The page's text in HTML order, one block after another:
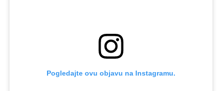
Pogledajte ovu objavu na Instagramu.